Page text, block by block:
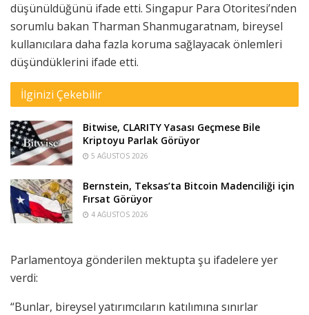
düşünüldüğünü ifade etti. Singapur Para Otoritesi’nden
sorumlu bakan Tharman Shanmugaratnam, bireysel
kullanıcılara daha fazla koruma sağlayacak önlemleri
düşündüklerini ifade etti.
İlginizi Çekebilir
Bitwise, CLARITY Yasası Geçmese Bile
Kriptoyu Parlak Görüyor
5 AĞUSTOS 2026
Bernstein, Teksas’ta Bitcoin Madenciliği için
Fırsat Görüyor
4 AĞUSTOS 2026
Parlamentoya gönderilen mektupta şu ifadelere yer
verdi:
“Bunlar, bireysel yatırımcıların katılımına sınırlar